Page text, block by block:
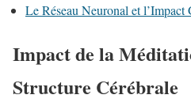
Le Réseau Neuronal et
Impact de la
Structure Cérébrale